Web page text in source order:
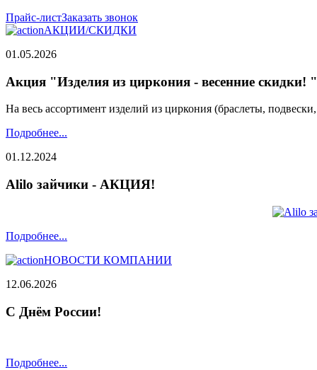
Прайс-листЗаказать звонок
АКЦИИ/СКИДКИ
01.05.2026
Акция "Изделия из циркония - весенние скидки! "
На весь ассортимент изделий из циркония (браслеты,
Подробнее...
01.12.2024
Alilo зайчики - АКЦИЯ!
Подробнее...
НОВОСТИ КОМПАНИИ
12.06.2026
С Днём России!
Подробнее...